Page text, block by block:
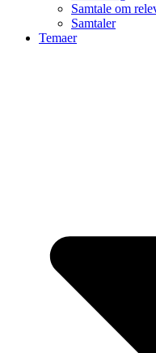
Samtale om
Samtaler
Temaer